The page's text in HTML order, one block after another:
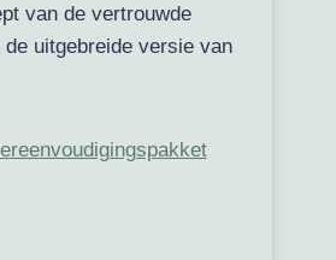
van de vertrouwde
uitgebreide versie van